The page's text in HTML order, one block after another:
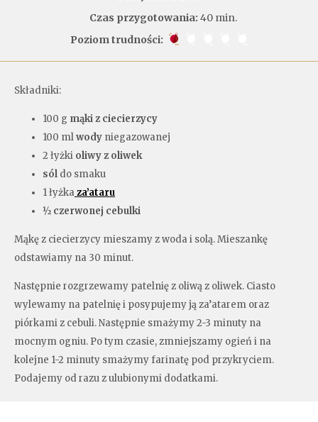
Czas przygotowania: 40 min.
Poziom trudności:
Składniki:
100 g mąki z ciecierzycy
100 mlwody niegazowanej
2 łyżki oliwy z oliwek
sól do smaku
1 łyżkaza’ataru
½ czerwonej cebulki
Mąkę z ciecierzycy mieszamy z woda i solą. Mieszankę
odstawiamy na 30 minut.
Następnie rozgrzewamy patelnię z oliwą z oliwek. Ciasto
wylewamy na patelnię i posypujemy ją za’atarem oraz
piórkami z cebuli. Następnie smażymy 2-3 minuty na
mocnym ogniu. Po tym czasie, zmniejszamy ogień i na
kolejne 1-2 minuty smażymy farinatę pod przykryciem.
Podajemy od razu z ulubionymi dodatkami.